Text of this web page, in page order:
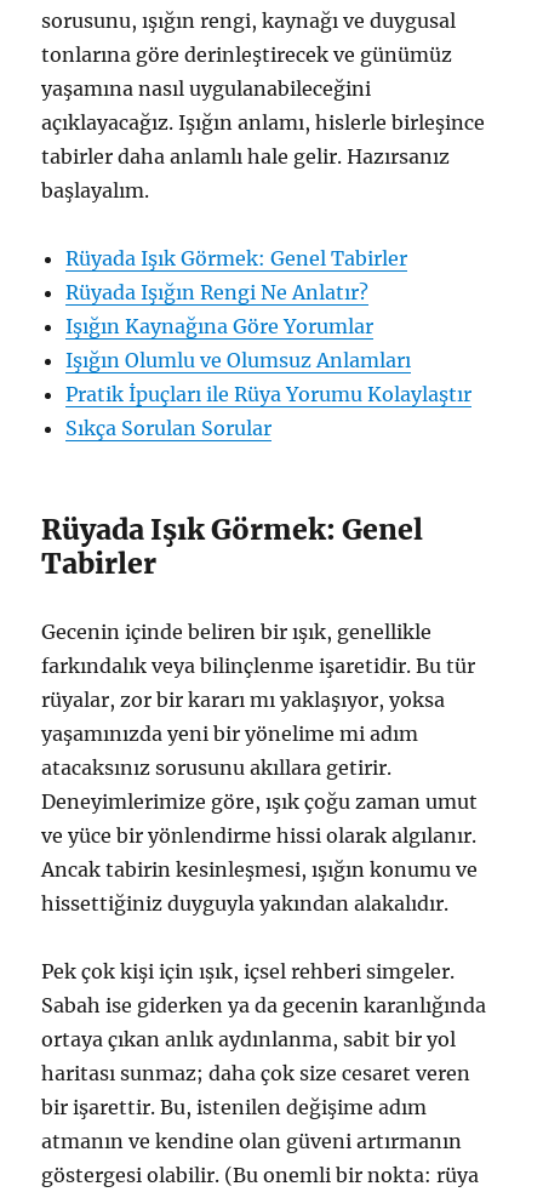
sorusunu, ışığın rengi, kaynağı ve duygusal
tonlarına göre derinleştirecek ve günümüz
yaşamına nasıl uygulanabileceğini
açıklayacağız. Işığın anlamı, hislerle birleşince
tabirler daha anlamlı hale gelir. Hazırsanız
başlayalım.
Rüyada Işık Görmek: Genel Tabirler
Rüyada Işığın Rengi Ne Anlatır?
Işığın Kaynağına Göre Yorumlar
Işığın Olumlu ve Olumsuz Anlamları
Pratik İpuçları ile Rüya Yorumu Kolaylaştır
Sıkça Sorulan Sorular
Rüyada Işık Görmek: Genel
Tabirler
Gecenin içinde beliren bir ışık, genellikle
farkındalık veya bilinçlenme işaretidir. Bu tür
rüyalar, zor bir kararı mı yaklaşıyor, yoksa
yaşamınızda yeni bir yönelime mi adım
atacaksınız sorusunu akıllara getirir.
Deneyimlerimize göre, ışık çoğu zaman umut
ve yüce bir yönlendirme hissi olarak algılanır.
Ancak tabirin kesinleşmesi, ışığın konumu ve
hissettiğiniz duyguyla yakından alakalıdır.
Pek çok kişi için ışık, içsel rehberi simgeler.
Sabah ise giderken ya da gecenin karanlığında
ortaya çıkan anlık aydınlanma, sabit bir yol
haritası sunmaz; daha çok size cesaret veren
bir işarettir. Bu, istenilen değişime adım
atmanın ve kendine olan güveni artırmanın
göstergesi olabilir. (Bu onemli bir nokta: rüya